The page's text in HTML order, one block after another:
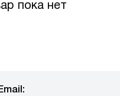
пока нет